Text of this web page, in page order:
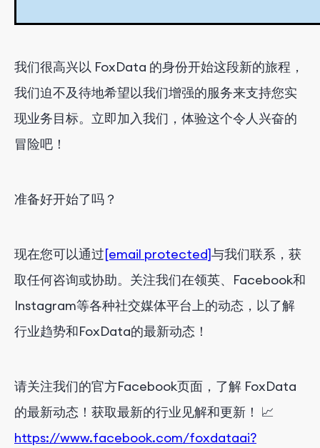
我们很高兴以 FoxData 的身份开始这段新的旅程，
我们迫不及待地希望以我们增强的服务来支持您实
现业务目标。立即加入我们，体验这个令人兴奋的
冒险吧！
准备好开始了吗？
现在您可以通过[email protected]与我们联系，获
取任何咨询或协助。关注我们在领英、Facebook和
Instagram等各种社交媒体平台上的动态，以了解
行业趋势和FoxData的最新动态！
请关注我们的官方Facebook页面，了解 FoxData
的最新动态！获取最新的行业见解和更新！ 📈
https://www.facebook.com/foxdataai?